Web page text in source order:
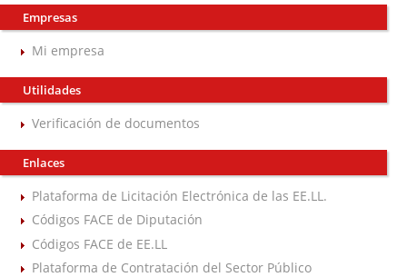
Empresas
Mi empresa
Utilidades
Verificación de documentos
Enlaces
Plataforma de Licitación Electrónica de las EE.LL.
Códigos FACE de Diputación
Códigos FACE de EE.LL
Plataforma de Contratación del Sector Público